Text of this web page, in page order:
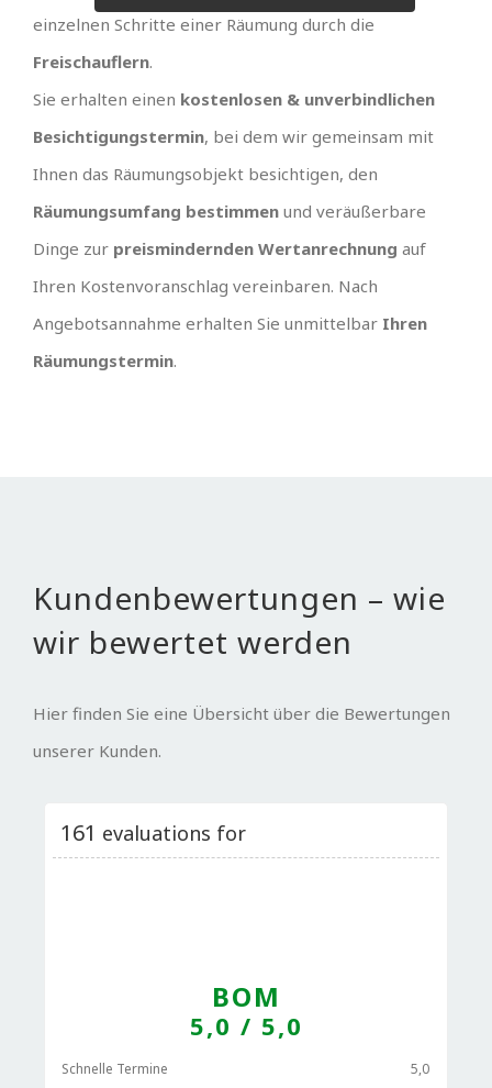
einzelnen Schritte einer Räumung durch die
Freischauflern.
Sie erhalten einen kostenlosen & unverbindlichen
Besichtigungstermin, bei dem wir gemeinsam mit
Ihnen das Räumungsobjekt besichtigen, den
Räumungsumfang bestimmen und veräußerbare
Dinge zur preismindernden Wertanrechnung auf
Ihren Kostenvoranschlag vereinbaren. Nach
Angebotsannahme erhalten Sie unmittelbar Ihren
Räumungstermin.
Kundenbewertungen – wie
wir bewertet werden
Hier finden Sie eine Übersicht über die Bewertungen
unserer Kunden.
161 evaluations for
BOM
5,0 / 5,0
Schnelle Termine
5,0